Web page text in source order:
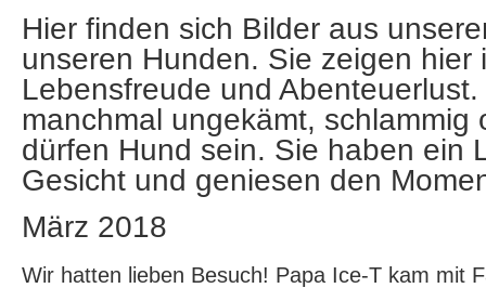
Hier finden sich Bilder aus
unseren Hunden. Sie zeigen hier
Lebensfreude und
manchmal ungekämt, schlammig
dürfen Hund sein. Sie haben ein
Gesicht und geniesen den
März 2018
Wir hatten lieben Besuch! Papa Ice-T kam mit